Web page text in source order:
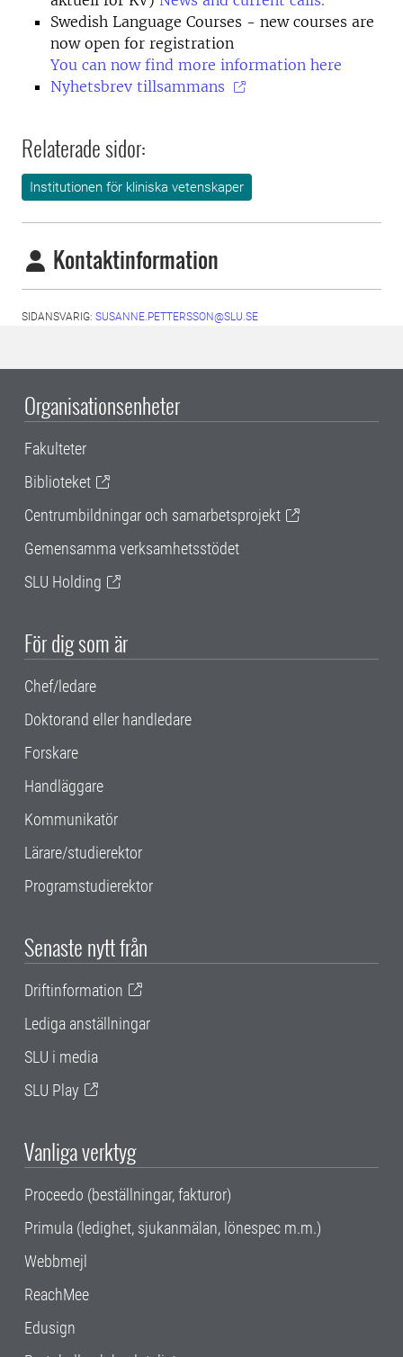
Swedish Language Courses - new courses are
now open for registration
You can now find more information here
Nyhetsbrev tillsammans
Relaterade sidor:
Institutionen för kliniska vetenskaper
Kontaktinformation
SIDANSVARIG: SUSANNE.PETTERSSON@SLU.SE
Organisationsenheter
Fakulteter
Biblioteket
Centrumbildningar och samarbetsprojekt
Gemensamma verksamhetsstödet
SLU Holding
För dig som är
Chef/ledare
Doktorand eller handledare
Forskare
Handläggare
Kommunikatör
Lärare/studierektor
Programstudierektor
Senaste nytt från
Driftinformation
Lediga anställningar
SLU i media
SLU Play
Vanliga verktyg
Proceedo (beställningar, fakturor)
Primula (ledighet, sjukanmälan, lönespec m.m.)
Webbmejl
ReachMee
Edusign